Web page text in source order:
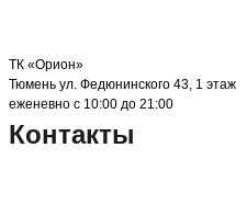
ТК «Орион»
Тюмень ул. Федюнинского 43, 1 этаж
еженевно с 10:00 до 21:00
Контакты